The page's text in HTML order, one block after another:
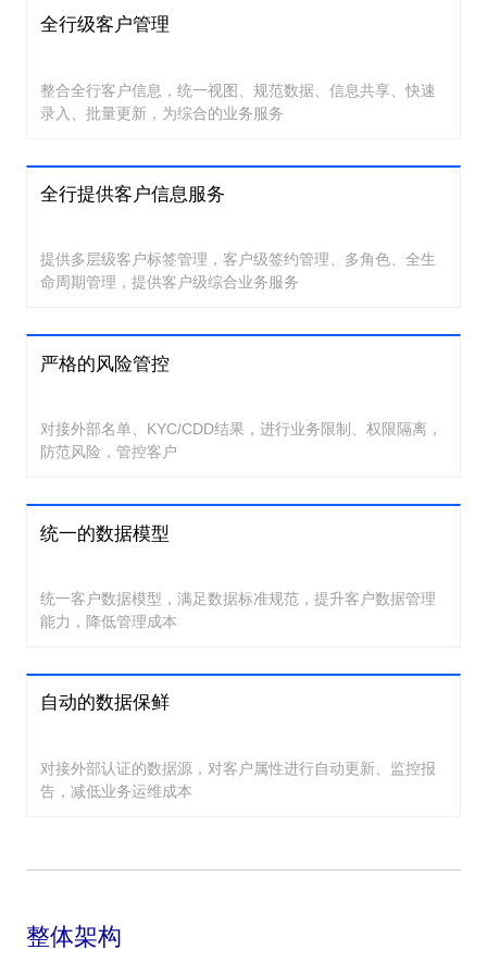
全行级客户管理
整合全行客户信息，统一视图、规范数据、信息共享、快速
录入、批量更新，为综合的业务服务
全行提供客户信息服务
提供多层级客户标签管理，客户级签约管理、多角色、全生
命周期管理，提供客户级综合业务服务
严格的风险管控
对接外部名单、KYC/CDD结果，进行业务限制、权限隔离，
防范风险，管控客户
统一的数据模型
统一客户数据模型，满足数据标准规范，提升客户数据管理
能力，降低管理成本
自动的数据保鲜
对接外部认证的数据源，对客户属性进行自动更新、监控报
告，减低业务运维成本
整体架构